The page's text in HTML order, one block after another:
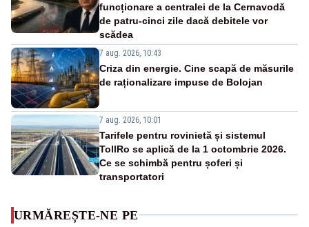
funcționare a centralei de la Cernavodă
de patru-cinci zile dacă debitele vor
scădea
7 aug. 2026, 10:43
Criza din energie. Cine scapă de măsurile
de raționalizare impuse de Bolojan
7 aug. 2026, 10:01
Tarifele pentru rovinietă și sistemul
TollRo se aplică de la 1 octombrie 2026.
Ce se schimbă pentru șoferi și
transportatori
URMĂREȘTE-NE PE